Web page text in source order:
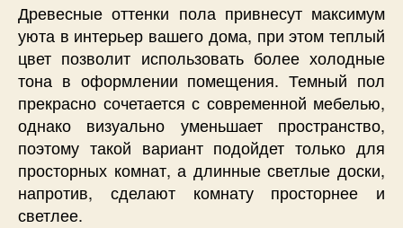
Древесные оттенки пола привнесут максимум
уюта в интерьер вашего дома, при этом теплый
цвет позволит использовать более холодные
тона в оформлении помещения. Темный пол
прекрасно сочетается с современной мебелью,
однако визуально уменьшает пространство,
поэтому такой вариант подойдет только для
просторных комнат, а длинные светлые доски,
напротив, сделают комнату просторнее и
светлее.